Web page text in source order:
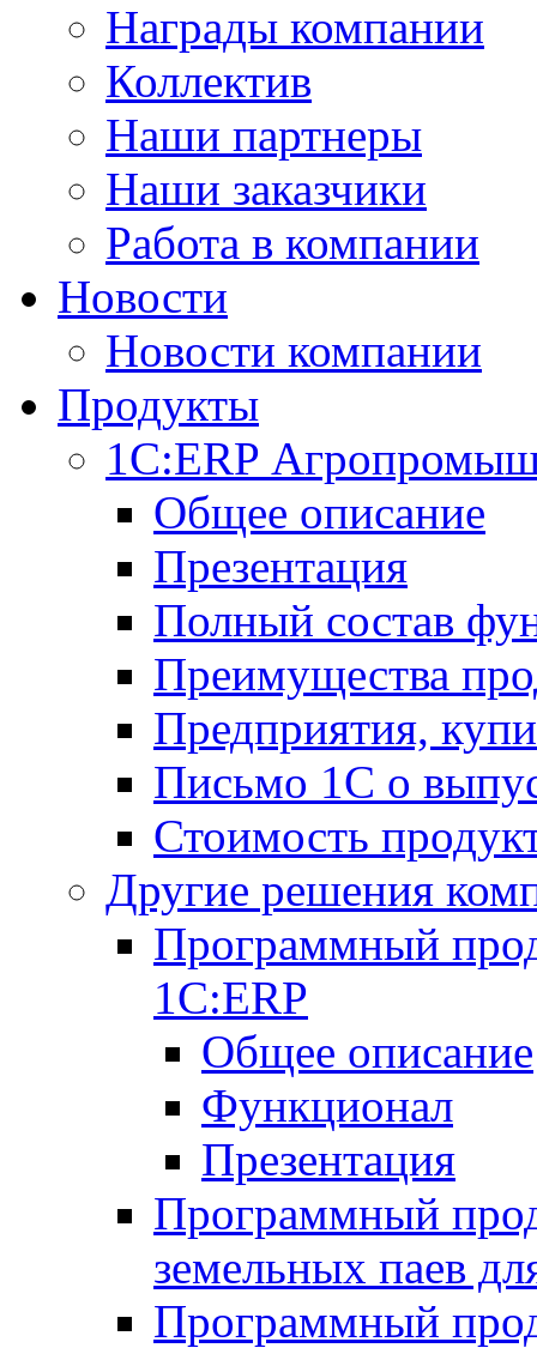
Награды компании
Коллектив
Наши партнеры
Наши заказчики
Работа в компании
Новости
Новости компании
Продукты
1С:ERP
Общее описание
Презентация
Полный состав
Преимущества
Предприятия,
Письмо 1С о
Стоимость
Другие решения
Программный
1С:ERP
Общее описание
Функционал
Презентация
Программный
земельных паев
Программный